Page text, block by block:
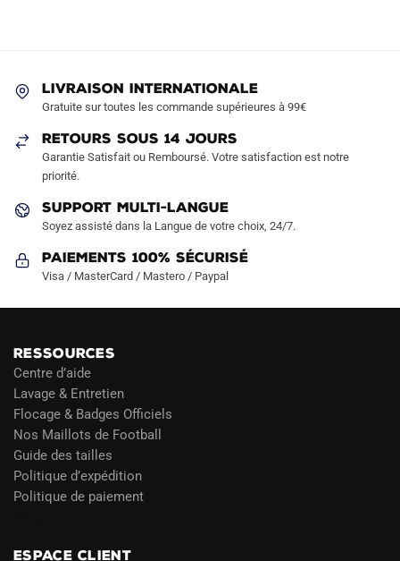
LIVRAISON INTERNATIONALE
Gratuite sur toutes les commande supérieures à 99€
RETOURS SOUS 14 JOURS
Garantie Satisfait ou Remboursé. Votre satisfaction est notre
priorité.
SUPPORT MULTI-LANGUE
Soyez assisté dans la Langue de votre choix, 24/7.
Paiements 100% Sécurisé
Visa / MasterCard / Mastero / Paypal
RESSOURCES
Centre d’aide
Lavage & Entretien
Flocage & Badges Officiels
Nos Maillots de Football
Guide des tailles
Politique d’expédition
Politique de paiement
ESPACE CLIENT